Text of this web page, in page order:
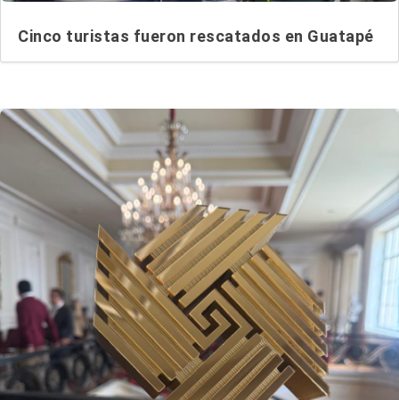
Cinco turistas fueron rescatados en Guatapé